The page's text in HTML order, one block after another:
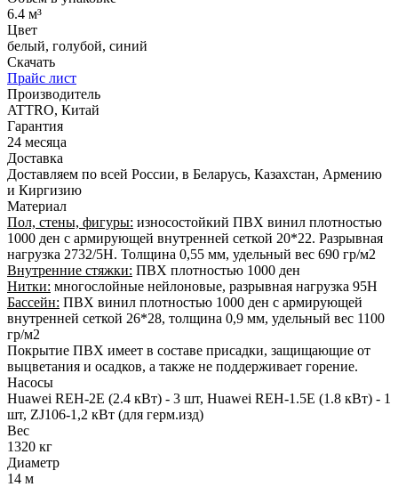
6.4 м³
Цвет
белый, голубой, синий
Скачать
Прайс лист
Производитель
ATTRO, Китай
Гарантия
24 месяца
Доставка
Доставляем по всей России, в Беларусь, Казахстан, Армению
и Киргизию
Материал
Пол, стены, фигуры: износостойкий ПВХ винил плотностью
1000 ден с армирующей внутренней сеткой 20*22. Разрывная
нагрузка 2732/5Н. Толщина 0,55 мм, удельный вес 690 гр/м2
Внутренние стяжки: ПВХ плотностью 1000 ден
Нитки: многослойные нейлоновые, разрывная нагрузка 95Н
Бассейн: ПВХ винил плотностью 1000 ден с армирующей
внутренней сеткой 26*28, толщина 0,9 мм, удельный вес 1100
гр/м2
Покрытие ПВХ имеет в составе присадки, защищающие от
выцветания и осадков, а также не поддерживает горение.
Насосы
Huawei REH-2E (2.4 кВт) - 3 шт, Huawei REH-1.5E (1.8 кВт) - 1
шт, ZJ106-1,2 кВт (для герм.изд)
Вес
1320 кг
Диаметр
14 м